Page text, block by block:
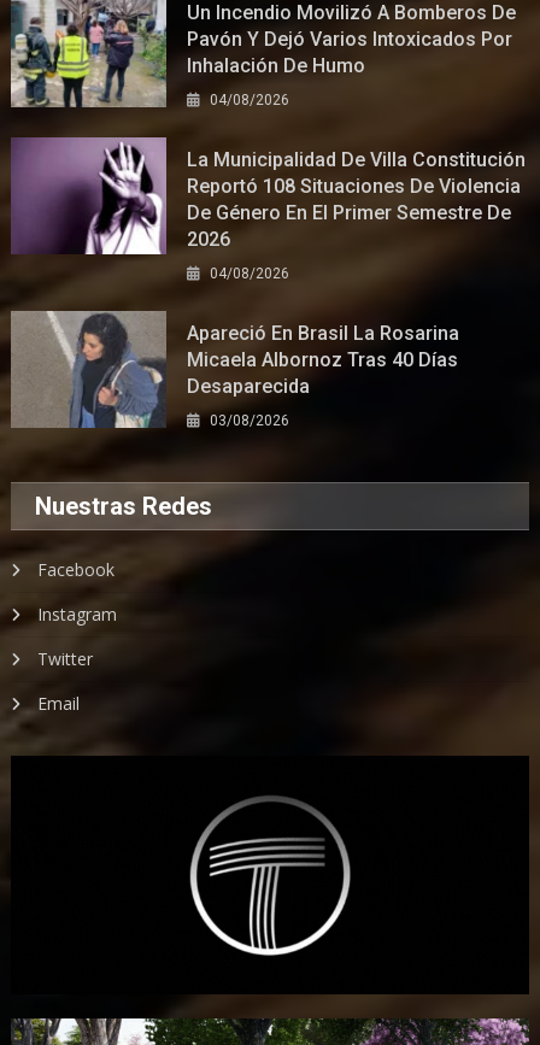
Un Incendio Movilizó A Bomberos De
Pavón Y Dejó Varios Intoxicados Por
Inhalación De Humo
04/08/2026
La Municipalidad De Villa Constitución
Reportó 108 Situaciones De Violencia
De Género En El Primer Semestre De
2026
04/08/2026
Apareció En Brasil La Rosarina
Micaela Albornoz Tras 40 Días
Desaparecida
03/08/2026
Nuestras Redes
Facebook
Instagram
Twitter
Email